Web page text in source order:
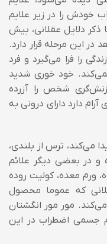
خودش را در زیر علایم
دلایل عقلانی، بیش
در این مرحله قرار دارد.
را فرا می‌گیرد و فرد
خود خوری شدید
شخص را آزرده
دارد دارای درونی به
می‌کند، ترس از بلندی،
و در بعضی دیگر علائم
معده، کولیت روده
که عموما محصول
مور مور انگشتان
جسمی اضطراب در این